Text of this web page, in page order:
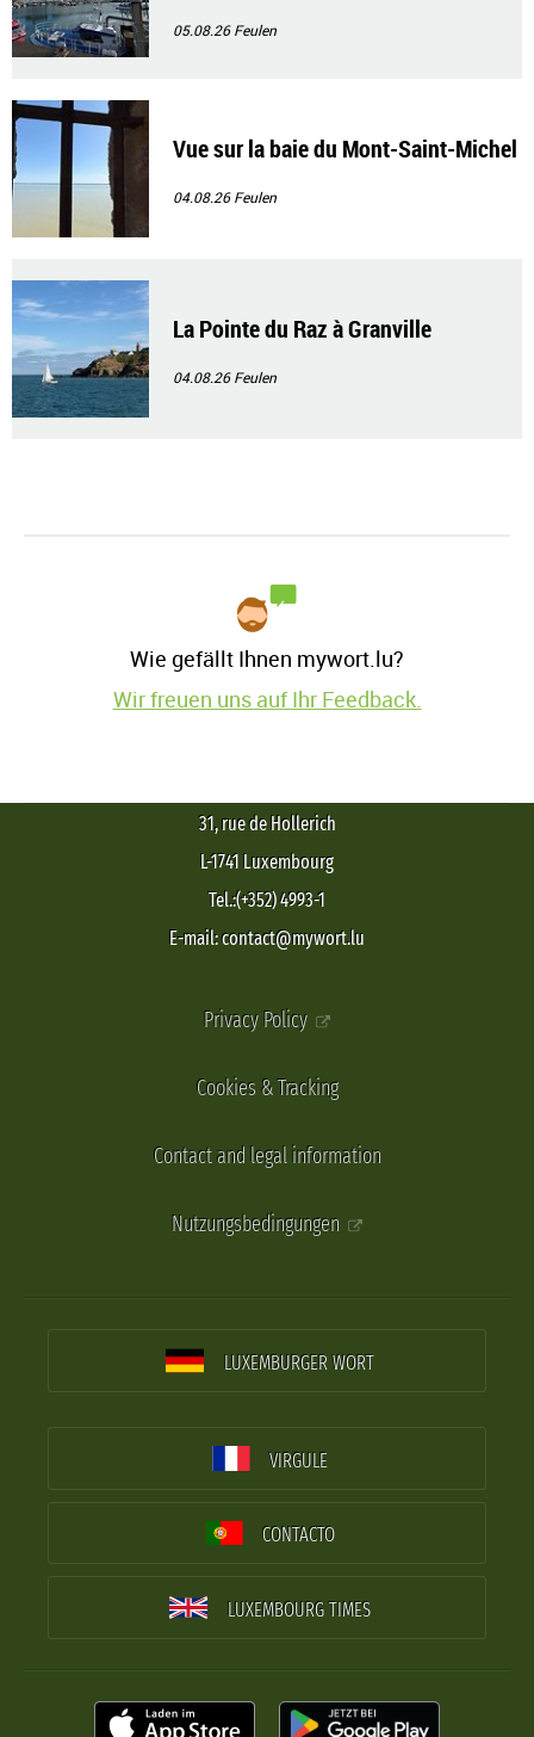
05.08.26Feulen
Vue sur la baie du Mont-Saint-Michel
04.08.26Feulen
La Pointe du Raz à Granville
04.08.26Feulen
Wie gefällt Ihnen mywort.lu?
Wir freuen uns auf Ihr Feedback.
31, rue de Hollerich
L-1741 Luxembourg
Tel.:(+352) 4993-1
E-mail: contact@mywort.lu
Privacy Policy
Cookies & Tracking
Contact and legal information
Nutzungsbedingungen
LUXEMBURGER WORT
VIRGULE
CONTACTO
LUXEMBOURG TIMES